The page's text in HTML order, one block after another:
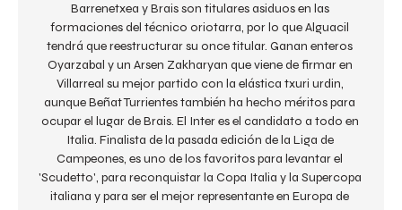
Barrenetxea y Brais son titulares asiduos en las
formaciones del técnico oriotarra, por lo que Alguacil
tendrá que reestructurar su once titular. Ganan enteros
Oyarzabal y un Arsen Zakharyan que viene de firmar en
Villarreal su mejor partido con la elástica txuri urdin,
aunque Beñat Turrientes también ha hecho méritos para
ocupar el lugar de Brais. El Inter es el candidato a todo en
Italia. Finalista de la pasada edición de la Liga de
Campeones, es uno de los favoritos para levantar el
'Scudetto', para reconquistar la Copa Italia y la Supercopa
italiana y para ser el mejor representante en Europa de